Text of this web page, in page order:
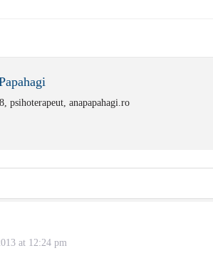
psihoterapeut, anapapahagi.ro
at 12:24 pm